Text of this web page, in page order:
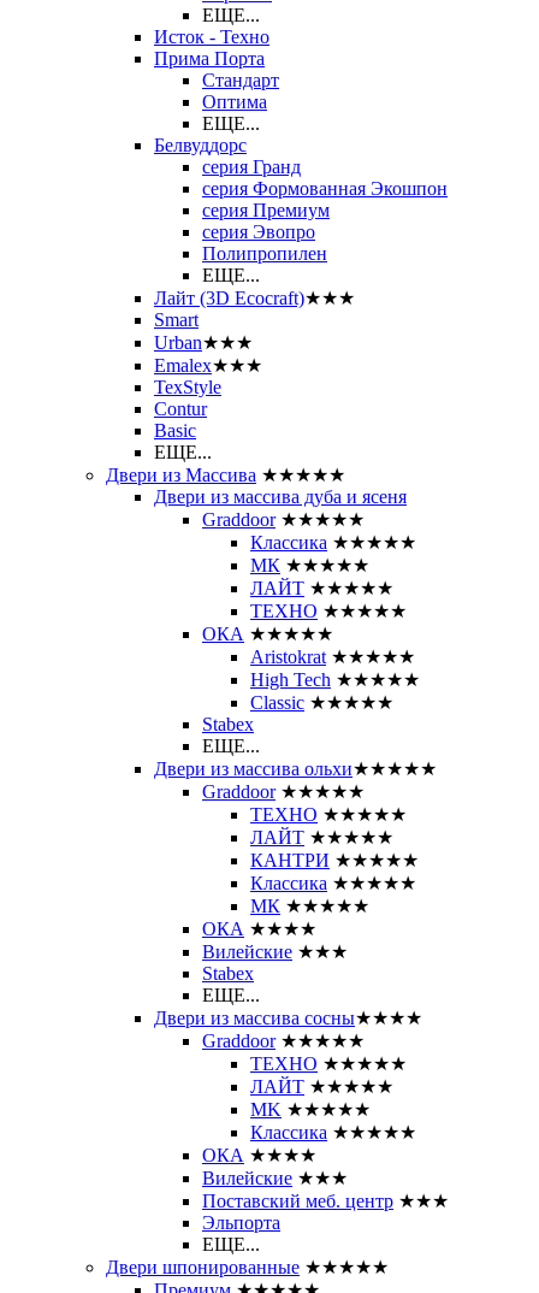
ЕЩЕ...
Исток - Техно
Прима Порта
Стандарт
Оптима
ЕЩЕ...
Белвуддорс
серия Гранд
серия Формованная Экошпон
серия Премиум
серия Эвопро
Полипропилен
ЕЩЕ...
Лайт (3D Ecocraft)★★★
Smart
Urban★★★
Emalex★★★
TexStyle
Contur
Basic
ЕЩЕ...
Двери из Массива ★★★★★
Двери из массива дуба и ясеня
Graddoor ★★★★★
Классика ★★★★★
МК ★★★★★
ЛАЙТ ★★★★★
ТЕХНО ★★★★★
ОКА ★★★★★
Aristokrat ★★★★★
High Tech ★★★★★
Classic ★★★★★
Stabex
ЕЩЕ...
Двери из массива ольхи★★★★★
Graddoor ★★★★★
ТЕХНО ★★★★★
ЛАЙТ ★★★★★
КАНТРИ ★★★★★
Классика ★★★★★
МК ★★★★★
ОКА ★★★★
Вилейские ★★★
Stabex
ЕЩЕ...
Двери из массива сосны★★★★
Graddoor ★★★★★
ТЕХНО ★★★★★
ЛАЙТ ★★★★★
MK ★★★★★
Классика ★★★★★
ОКА ★★★★
Вилейские ★★★
Поставский меб. центр ★★★
Эльпорта
ЕЩЕ...
Двери шпонированные ★★★★★